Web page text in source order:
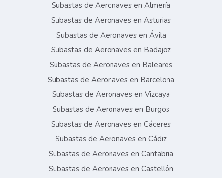
Subastas de Aeronaves en Almería
Subastas de Aeronaves en Asturias
Subastas de Aeronaves en Ávila
Subastas de Aeronaves en Badajoz
Subastas de Aeronaves en Baleares
Subastas de Aeronaves en Barcelona
Subastas de Aeronaves en Vizcaya
Subastas de Aeronaves en Burgos
Subastas de Aeronaves en Cáceres
Subastas de Aeronaves en Cádiz
Subastas de Aeronaves en Cantabria
Subastas de Aeronaves en Castellón